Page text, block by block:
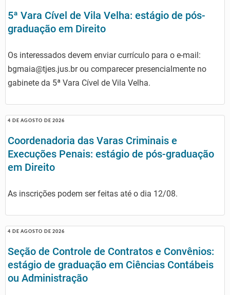
5ª Vara Cível de Vila Velha: estágio de pós-
graduação em Direito
Os interessados devem enviar currículo para o e-mail:
bgmaia@tjes.jus.br ou comparecer presencialmente no
gabinete da 5ª Vara Cível de Vila Velha.
4 DE AGOSTO DE 2026
Coordenadoria das Varas Criminais e
Execuções Penais: estágio de pós-graduação
em Direito
As inscrições podem ser feitas até o dia 12/08.
4 DE AGOSTO DE 2026
Seção de Controle de Contratos e Convênios:
estágio de graduação em Ciências Contábeis
ou Administração